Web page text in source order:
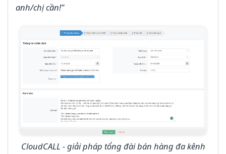
anh/chị cần!"
CloudCALL - giải pháp tổng đài bán hàng đa kênh